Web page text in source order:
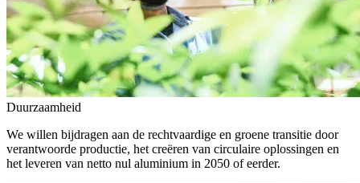
Duurzaamheid
We willen bijdragen aan de rechtvaardige en groene transitie door
verantwoorde productie, het creëren van circulaire oplossingen en
het leveren van netto nul aluminium in 2050 of eerder.